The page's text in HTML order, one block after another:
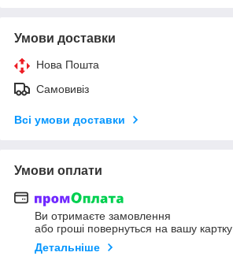
Умови доставки
Нова Пошта
Самовивіз
Всі умови доставки
Умови оплати
Ви отримаєте замовлення
або гроші повернуться на вашу картку
Детальніше